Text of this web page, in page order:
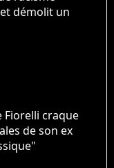
démolit un
Fiorelli craque
de son ex